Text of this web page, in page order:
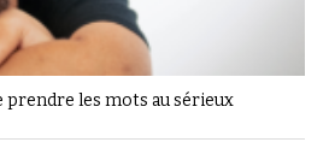
prendre les mots au sérieux